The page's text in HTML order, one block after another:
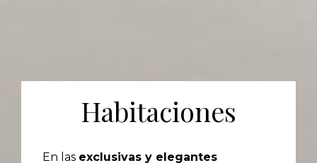
Habitaciones
En las exclusivas y elegantes